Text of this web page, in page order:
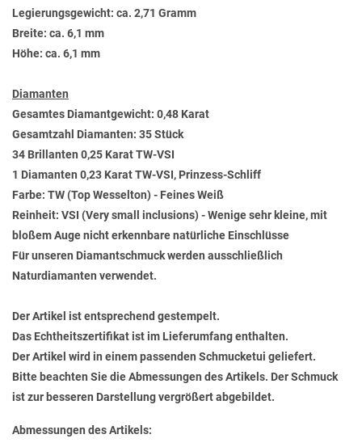
Legierungsgewicht: ca. 2,71 Gramm
Breite: ca. 6,1 mm
Höhe: ca. 6,1 mm
Diamanten
Gesamtes Diamantgewicht: 0,48 Karat
Gesamtzahl Diamanten: 35 Stück
34 Brillanten 0,25 Karat TW-VSI
1 Diamanten 0,23 Karat TW-VSI, Prinzess-Schliff
Farbe: TW (Top Wesselton) - Feines Weiß
Reinheit: VSI (Very small inclusions) - Wenige sehr kleine, mit
bloßem Auge nicht erkennbare natürliche Einschlüsse
Für unseren Diamantschmuck werden ausschließlich
Naturdiamanten verwendet.
Der Artikel ist entsprechend gestempelt.
Das Echtheitszertifikat ist im Lieferumfang enthalten.
Der Artikel wird in einem passenden Schmucketui geliefert.
Bitte beachten Sie die Abmessungen des Artikels. Der Schmuck
ist zur besseren Darstellung vergrößert abgebildet.
Abmessungen des Artikels: